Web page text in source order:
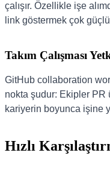
çalışır. Özellikle işe
link göstermek çok
Takım Çalışması
GitHub collaboration
nokta şudur: Ekipler PR
kariyerin boyunca işine
Hızlı